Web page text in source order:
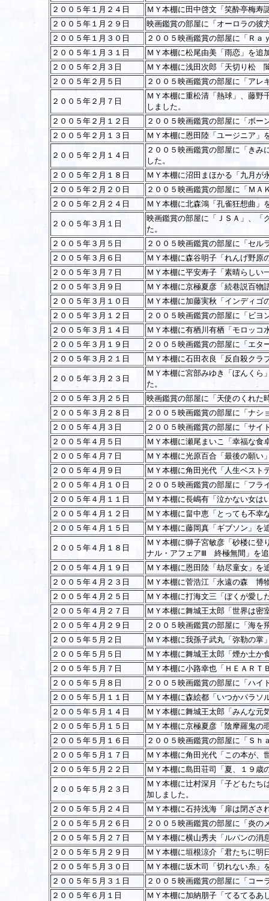
２００５年１月２４日
ＭＹ本棚に田中啓文「笑酔亭梅寿
２００５年１月２９日
映画鑑賞の部屋に「オーロラの彼
２００５年１月３０日
２００５映画鑑賞の部屋に「Ｒａ
２００５年１月３１日
ＭＹ本棚に松尾由美「雨恋」を追
２００５年２月３日
ＭＹ本棚に浅田次郎「天切り松
２００５年２月５日
２００５映画鑑賞の部屋に「アレ
２００５年２月７日
ＭＹ本棚に重松清「熱球」、藤野
しました。
２００５年２月１２日
２００５映画鑑賞の部屋に「ボー
２００５年２月１３日
ＭＹ本棚に恩田陸「ユージニア」
２００５年２月１４日
２００５映画鑑賞の部屋に「きみ
した。
２００５年２月１８日
ＭＹ本棚に沼田まほかる「九月が
２００５年２月２０日
２００５映画鑑賞の部屋に「ＭＡ
２００５年２月２４日
ＭＹ本棚に北森鴻「孔雀狂想曲」
２００５年３月１日
映画鑑賞の部屋に「ＪＳＡ」、「
た。
２００５年３月５日
２００５映画鑑賞の部屋に「セル
２００５年３月６日
ＭＹ本棚に森谷明子「れんげ野原
２００５年３月７日
ＭＹ本棚に平安寿子「素晴らしい
２００５年３月９日
ＭＹ本棚に京極夏彦「続巷説百物
２００５年３月１０日
ＭＹ本棚に加藤実秋「インディゴ
２００５年３月１２日
２００５映画鑑賞の部屋に「ビヨ
２００５年３月１４日
ＭＹ本棚に有栖川有栖「モロッコ
２００５年３月１９日
２００５映画鑑賞の部屋に「エタ
２００５年３月２１日
ＭＹ本棚に石田衣良「反自殺クラ
２００５年３月２３日
ＭＹ本棚に宮部みゆき「ぼんくら
た。
２００５年３月２５日
映画鑑賞の部屋に「天使のくれた
２００５年３月２８日
２００５映画鑑賞の部屋に「ナシ
２００５年４月３日
２００５映画鑑賞の部屋に「サイ
２００５年４月５日
ＭＹ本棚に瀬尾まいこ「幸福な食
２００５年４月７日
ＭＹ本棚に光原百合「最後の願い
２００５年４月９日
ＭＹ本棚に角田光代「人生ベスト
２００５年４月１０日
２００５映画鑑賞の部屋に「フラ
２００５年４月１１日
ＭＹ本棚に長嶋有「泣かない女は
２００５年４月１２日
ＭＹ本棚に畠中恵「とっても不幸
２００５年４月１５日
ＭＹ本棚に藤岡真「ギブソン」を
２００５年４月１８日
ＭＹ本棚に獅子宮敏彦「砂楼に登
ナル・アフェアⅢ 終極無間」を
２００５年４月１９日
ＭＹ本棚に恩田陸「劫尽童女」を
２００５年４月２３日
ＭＹ本棚に菅浩江「永遠の森 博
２００５年４月２５日
ＭＹ本棚に打海文三「ぼくが愛し
２００５年４月２７日
ＭＹ本棚に舞城王太郎「世界は密
２００５年４月２９日
２００５映画鑑賞の部屋に「海を
２００５年５月２日
ＭＹ本棚に我孫子武丸「弥勒の掌
２００５年５月５日
ＭＹ本棚に舞城王太郎「煙か土か
２００５年５月７日
ＭＹ本棚に小路幸也「ＨＥＡＲＴ
２００５年５月８日
２００５映画鑑賞の部屋に「ハイ
２００５年５月１１日
ＭＹ本棚に森絵都「いつかパラソ
２００５年５月１４日
ＭＹ本棚に舞城王太郎「みんな元
２００５年５月１５日
ＭＹ本棚に京極夏彦「陰摩羅鬼の
２００５年５月１６日
２００５映画鑑賞の部屋に「Ｓ
２００５年５月１７日
ＭＹ本棚に角田光代「この本が、
２００５年５月２２日
ＭＹ本棚に島田荘司「夏、１９歳
２００５年５月２３日
ＭＹ本棚に辻村深月「子どもたち
加しました。
２００５年５月２４日
ＭＹ本棚に石持浅海「扉は閉ざさ
２００５年５月２６日
２００５映画鑑賞の部屋に「炎の
２００５年５月２７日
ＭＹ本棚に横山秀夫「ルパンの消
２００５年５月２９日
ＭＹ本棚に垣根涼介「君たちに明
２００５年５月３０日
ＭＹ本棚に坂木司「切れない糸」
２００５年５月３１日
２００５映画鑑賞の部屋に「コー
２００５年６月１日
ＭＹ本棚に加納朋子「てるてるあ